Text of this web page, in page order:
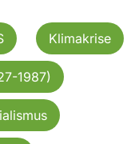
Klimakrise
1987)